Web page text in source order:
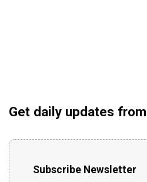
Get daily updates
Subscribe Newsletter